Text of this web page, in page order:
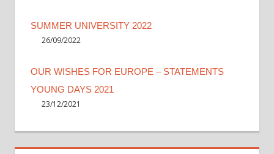
SUMMER UNIVERSITY 2022
26/09/2022
OUR WISHES FOR EUROPE – STATEMENTS
YOUNG DAYS 2021
23/12/2021